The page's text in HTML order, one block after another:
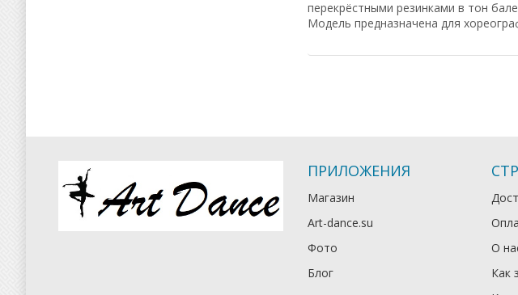
перекрёстными резинками в тон
Модель предназначена для
ПРИЛОЖЕНИЯ
Магазин
Art-dance.su
Фото
Блог
О
Как